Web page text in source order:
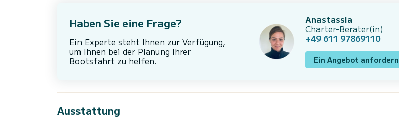
Haben Sie eine Frage?
Ein Experte steht Ihnen zur Verfügung,
um Ihnen bei der Planung Ihrer
Bootsfahrt zu helfen.
Anastassia
Charter-Berater(in)
+49 611 97869110
Ein Angebot anfordern
Ausstattung